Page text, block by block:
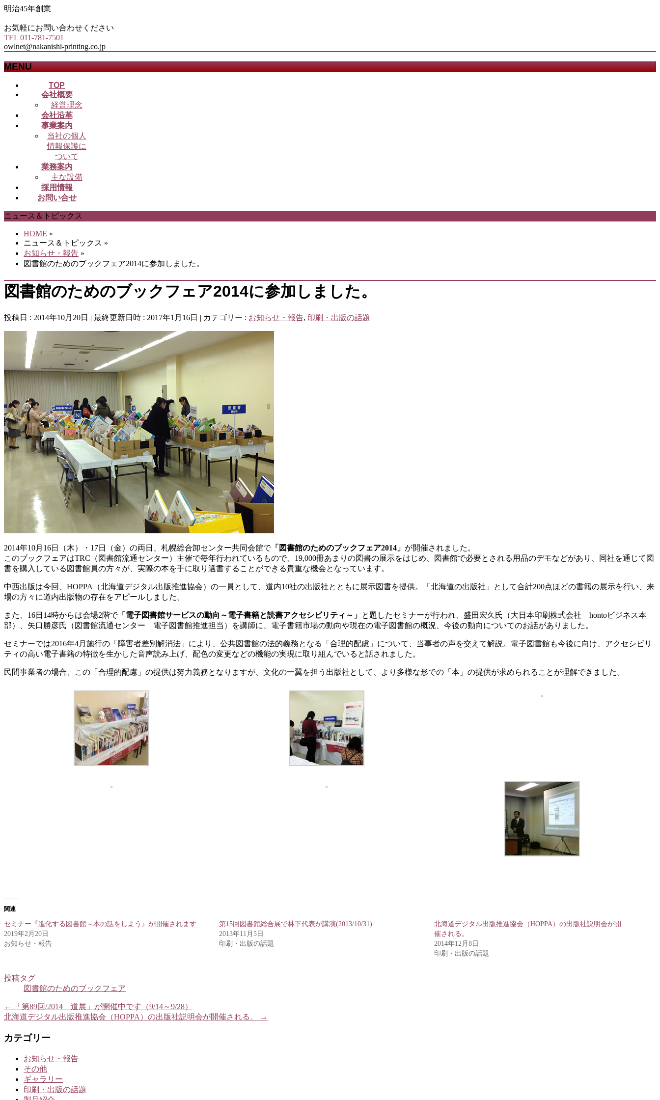
明治45年創業
お気軽にお問い合わせください
TEL 011-781-7501
owlnet@nakanishi-printing.co.jp
MENU
TOP
会社概要
経営理念
会社沿革
事業案内
当社の個人
情報保護に
ついて
業務案内
主な設備
採用情報
お問い合せ
ニュース＆トピックス
HOME »
ニュース＆トピックス »
お知らせ・報告 »
図書館のためのブックフェア2014に参加しました。
図書館のためのブックフェア2014に参加しました。
投稿日 : 2014年10月20日 最終更新日時 : 2017年1月16日 カテゴリー : お知らせ・報告, 印刷・出版の話題
2014年10月16日（木）・17日（金）の両日、札幌総合卸センター共同会館で「図書館のためのブックフェア2014」 が開催されました。
このブックフェアはTRC（図書館流通センター）主催で毎年行われているもので、19,000冊あまりの図書の展示をはじめ、図書館で必要とされる用品のデモなどがあり、同社を通じて図
書を購入している図書館員の方々が、実際の本を手に取り選書することができる貴重な機会となっています。
中西出版は今回、HOPPA（北海道デジタル出版推進協会）の一員として、道内10社の出版社とともに展示図書を提供。「北海道の出版社」として合計200点ほどの書籍の展示を行い、来
場の方々に道内出版物の存在をアピールしました。
また、16日14時からは会場2階で「電子図書館サービスの動向～電子書籍と読書アクセシビリティ～」 と題したセミナーが行われ、盛田宏久氏（大日本印刷株式会社 hontoビジネス本
部）、矢口勝彦氏（図書館流通センター 電子図書館推進担当）を講師に、電子書籍市場の動向や現在の電子図書館の概況、今後の動向についてのお話がありました。
セミナーでは2016年4月施行の「障害者差別解消法」により、公共図書館の法的義務となる「合理的配慮」について、当事者の声を交えて解説。電子図書館も今後に向け、アクセシビリ
ティの高い電子書籍の特徴を生かした音声読み上げ、配色の変更などの機能の実現に取り組んでいると話されました。
民間事業者の場合、この「合理的配慮」の提供は努力義務となりますが、文化の一翼を担う出版社として、より多様な形での「本」の提供が求められることが理解できました。
関連
セミナー『進化する図書館～本の話をしよう』が開催されます
2019年2月20日
お知らせ・報告
第15回図書館総合展で林下代表が講演(2013/10/31)
2013年11月5日
印刷・出版の話題
北海道デジタル出版推進協会（HOPPA）の出版社説明会が開
催される。
2014年12月8日
印刷・出版の話題
投稿タグ
図書館のためのブックフェア
←
「第89回/2014 道展」が開催中です（9/14～9/28）
北海道デジタル出版推進協会（HOPPA）の出版社説明会が開催される。
→
カテゴリー
お知らせ・報告
その他
ギャラリー
印刷・出版の話題